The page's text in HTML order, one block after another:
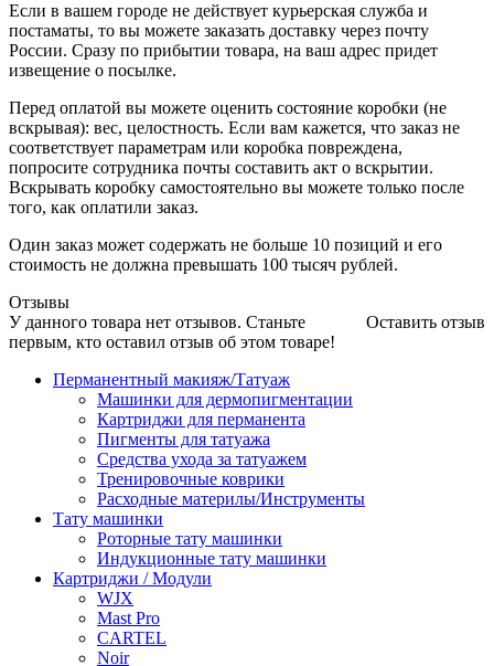
Если в вашем городе не действует курьерская служба и
постаматы, то вы можете заказать доставку через почту
России. Сразу по прибытии товара, на ваш адрес придет
извещение о посылке.
Перед оплатой вы можете оценить состояние коробки (не
вскрывая): вес, целостность. Если вам кажется, что заказ не
соответствует параметрам или коробка повреждена,
попросите сотрудника почты составить акт о вскрытии.
Вскрывать коробку самостоятельно вы можете только после
того, как оплатили заказ.
Один заказ может содержать не больше 10 позиций и его
стоимость не должна превышать 100 тысяч рублей.
Отзывы
Оставить отзыв
У данного товара нет отзывов. Станьте
первым, кто оставил отзыв об этом товаре!
Перманентный макияж/Татуаж
Машинки для дермопигментации
Картриджи для перманента
Пигменты для татуажа
Средства ухода за татуажем
Тренировочные коврики
Расходные материлы/Инструменты
Тату машинки
Роторные тату машинки
Индукционные тату машинки
Картриджи / Модули
WJX
Mast Pro
CARTEL
Noir